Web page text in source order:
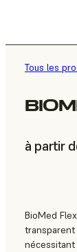
Tous les
à partir
BioMed
transparent